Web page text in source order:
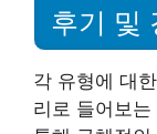
후기 및
각 유형에 대
리로 들어보